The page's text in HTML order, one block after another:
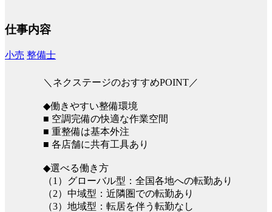
仕事内容
小売 整備士
＼ネクステージのおすすめPOINT／
◆働きやすい整備環境
■ 空調完備の快適な作業空間
■ 重整備は基本外注
■ 各店舗に共有工具あり
◆選べる働き方
（1）グローバル型：全国各地への転勤あり
（2）中域型：近隣圏での転勤あり
（3）地域型：転居を伴う転勤なし